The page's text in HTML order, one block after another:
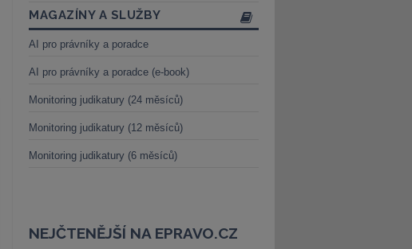
MAGAZÍNY A SLUŽBY
AI pro právníky a poradce
AI pro právníky a poradce (e-book)
Monitoring judikatury (24 měsíců)
Monitoring judikatury (12 měsíců)
Monitoring judikatury (6 měsíců)
NEJČTENĚJŠÍ NA EPRAVO.CZ